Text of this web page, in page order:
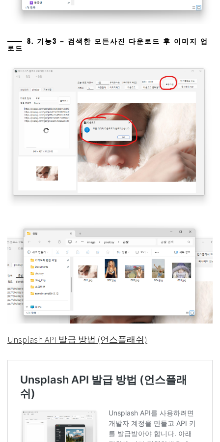
8. 기능3 – 검색한 모든사진 다운로드 후 이미지 업
로드
Unsplash API 발급 방법 (언스플래쉬)